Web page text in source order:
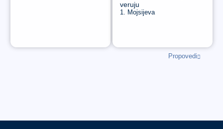
veruju
1. Mojsijeva
Propovedi